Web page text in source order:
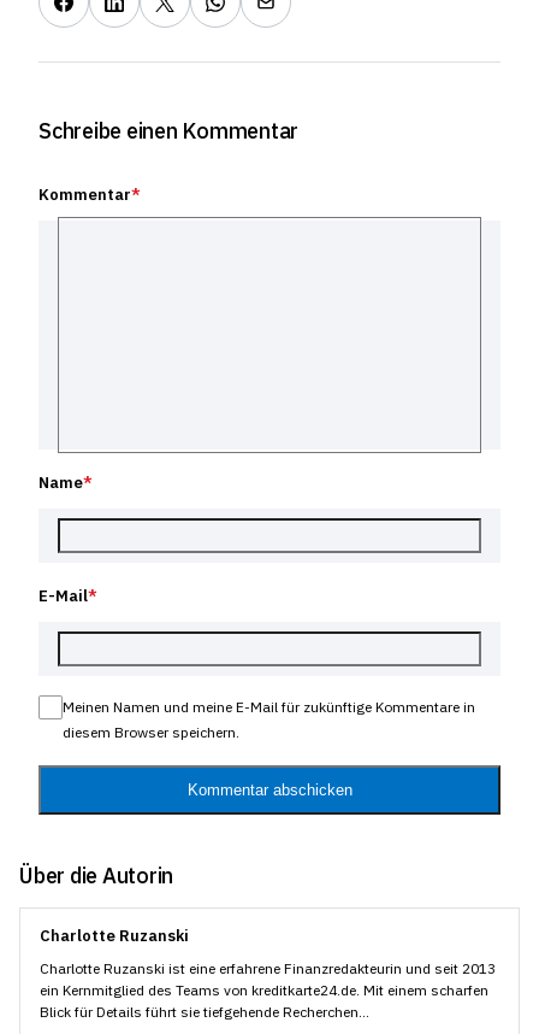
Schreibe einen Kommentar
Kommentar*
Name*
E-Mail*
Meinen Namen und meine E-Mail für zukünftige Kommentare in
diesem Browser speichern.
Kommentar abschicken
Über die Autorin
Charlotte Ruzanski
Charlotte Ruzanski ist eine erfahrene Finanzredakteurin und seit 2013
ein Kernmitglied des Teams von kreditkarte24.de. Mit einem scharfen
Blick für Details führt sie tiefgehende Recherchen...